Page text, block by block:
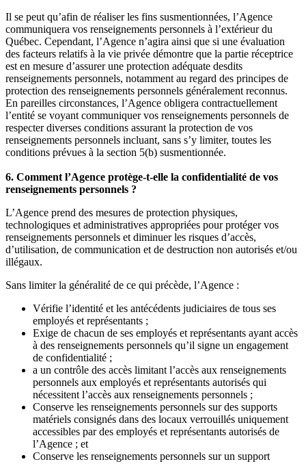
Il se peut qu’afin de réaliser les fins susmentionnées, l’Agence
communiquera vos renseignements personnels à l’extérieur du
Québec. Cependant, l’Agence n’agira ainsi que si une évaluation
des facteurs relatifs à la vie privée démontre que la partie réceptrice
est en mesure d’assurer une protection adéquate desdits
renseignements personnels, notamment au regard des principes de
protection des renseignements personnels généralement reconnus.
En pareilles circonstances, l’Agence obligera contractuellement
l’entité se voyant communiquer vos renseignements personnels de
respecter diverses conditions assurant la protection de vos
renseignements personnels incluant, sans s’y limiter, toutes les
conditions prévues à la section 5(b) susmentionnée.
6. Comment l’Agence protège-t-elle la confidentialité de vos
renseignements personnels ?
L’Agence prend des mesures de protection physiques,
technologiques et administratives appropriées pour protéger vos
renseignements personnels et diminuer les risques d’accès,
d’utilisation, de communication et de destruction non autorisés et/ou
illégaux.
Sans limiter la généralité de ce qui précède, l’Agence :
Vérifie l’identité et les antécédents judiciaires de tous ses
employés et représentants ;
Exige de chacun de ses employés et représentants ayant accès
à des renseignements personnels qu’il signe un engagement
de confidentialité ;
a un contrôle des accès limitant l’accès aux renseignements
personnels aux employés et représentants autorisés qui
nécessitent l’accès aux renseignements personnels ;
Conserve les renseignements personnels sur des supports
matériels consignés dans des locaux verrouillés uniquement
accessibles par des employés et représentants autorisés de
l’Agence ; et
Conserve les renseignements personnels sur un support